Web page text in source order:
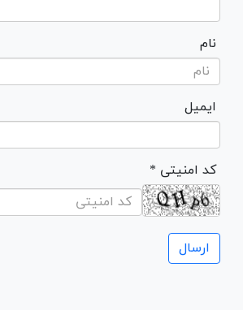
نام
ایمیل
* کد امنیتی